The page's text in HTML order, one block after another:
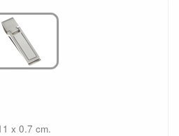
x 0.7 cm.